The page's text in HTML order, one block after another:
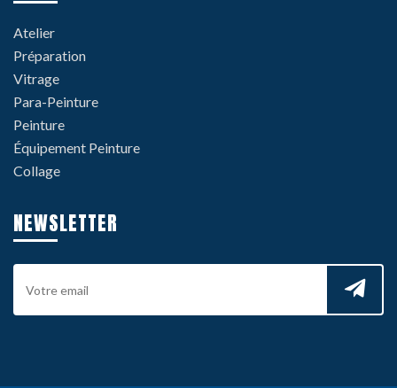
Atelier
Préparation
Vitrage
Para-Peinture
Peinture
Équipement Peinture
Collage
NEWSLETTER